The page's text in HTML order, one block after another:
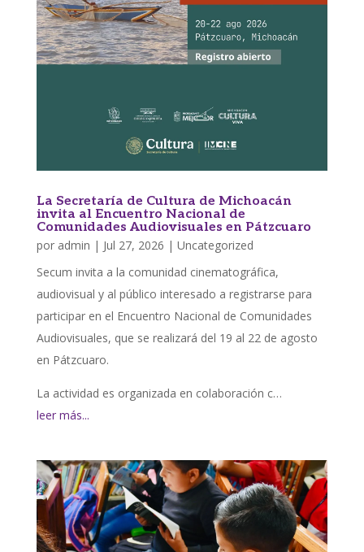
La Secretaría de Cultura de Michoacán
invita al Encuentro Nacional de
Comunidades Audiovisuales en Pátzcuaro
por admin | Jul 27, 2026 | Uncategorized
Secum invita a la comunidad cinematográfica,
audiovisual y al público interesado a registrarse para
participar en el Encuentro Nacional de Comunidades
Audiovisuales, que se realizará del 19 al 22 de agosto
en Pátzcuaro.
La actividad es organizada en colaboración c…
leer más...